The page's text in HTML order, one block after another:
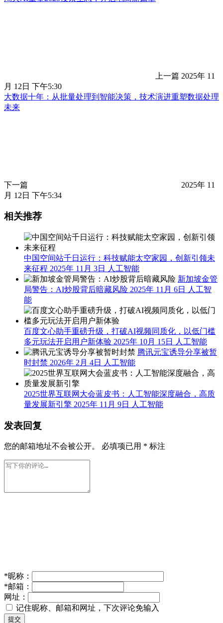
上一篇 2025年 11
月 12日 下午5:30
大数据十年：从批量处理到智能决策，技术演进重塑数据处理
未来
下一篇
2025年 11
月 12日 下午5:34
相关推荐
中国空间站千日运行：科技赋能太空家园，创新引领未
来征程 2025年 11月 3日
人工智能
新加坡金管
局警告：AI炒股背后暗藏风险 2025年 11月 6日
人工智
能
百度文心助手重磅升级，打破AI视频同质化，以低门槛
多元玩法开启用户新体验 2025年 10月 15日
人工智能
腾讯元宝诱导分享被暂
时封禁 2026年 2月 4日 人工智能
2025世界互联网大会蓝皮书：人工智能深度融合，高质
量发展新引擎 2025年 11月 9日 人工智能
发表回复
您的邮箱地址不会被公开。 必填项已用 * 标注
*昵称：
*邮箱：
网址：
记住昵称、邮箱和网址，下次评论免输入
提交